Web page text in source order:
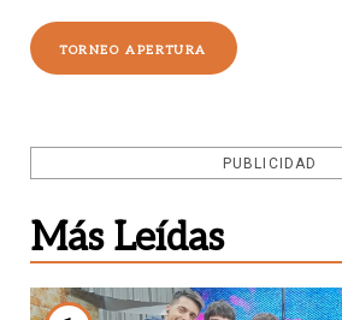
TORNEO APERTURA
PUBLICIDAD
Más Leídas